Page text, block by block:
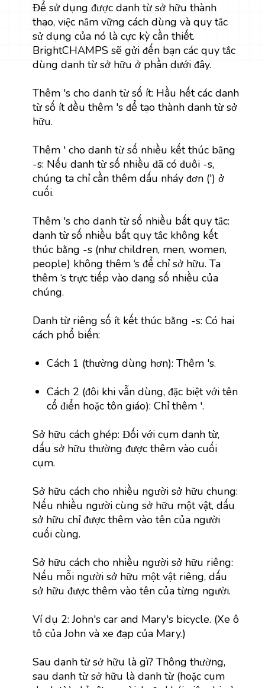
Để sử dụng được danh từ sở hữu thành
thạo, việc nắm vững cách dùng và quy tắc
sử dụng của nó là cực kỳ cần thiết.
BrightCHAMPS sẽ gửi đến bạn các quy tắc
dùng danh từ sở hữu ở phần dưới đây.
Thêm 's cho danh từ số ít: Hầu hết các danh
từ số ít đều thêm 's để tạo thành danh từ sở
hữu.
Thêm ' cho danh từ số nhiều kết thúc bằng
-s: Nếu danh từ số nhiều đã có đuôi -s,
chúng ta chỉ cần thêm dấu nháy đơn (') ở
cuối.
Thêm 's cho danh từ số nhiều bất quy tắc:
danh từ số nhiều bất quy tắc không kết
thúc bằng -s (như children, men, women,
people) không thêm ‘s để chỉ sở hữu. Ta
thêm ‘s trực tiếp vào dạng số nhiều của
chúng.
Danh từ riêng số ít kết thúc bằng -s: Có hai
cách phổ biến:
Cách 1 (thường dùng hơn): Thêm 's.
Cách 2 (đôi khi vẫn dùng, đặc biệt với tên
cổ điển hoặc tôn giáo): Chỉ thêm '.
Sở hữu cách ghép: Đối với cụm danh từ,
dấu sở hữu thường được thêm vào cuối
cụm.
Sở hữu cách cho nhiều người sở hữu chung:
Nếu nhiều người cùng sở hữu một vật, dấu
sở hữu chỉ được thêm vào tên của người
cuối cùng.
Sở hữu cách cho nhiều người sở hữu riêng:
Nếu mỗi người sở hữu một vật riêng, dấu
sở hữu được thêm vào tên của từng người.
Ví dụ 2: John's car and Mary's bicycle. (Xe ô
tô của John và xe đạp của Mary.)
Sau danh từ sở hữu là gì? Thông thường,
sau danh từ sở hữu là danh từ (hoặc cụm